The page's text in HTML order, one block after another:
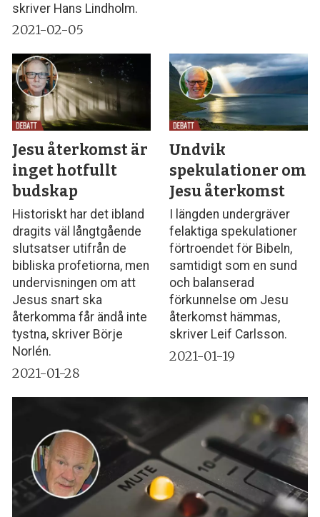
skriver Hans Lindholm.
2021-02-05
Jesu återkomst är
inget hotfullt
budskap
Historiskt har det ibland
dragits väl långtgående
slutsatser utifrån de
bibliska profetiorna, men
undervisningen om att
Jesus snart ska
återkomma får ändå inte
tystna, skriver Börje
Norlén.
2021-01-28
Undvik
spekulationer om
Jesu återkomst
I längden undergräver
felaktiga spekulationer
förtroendet för Bibeln,
samtidigt som en sund
och balanserad
förkunnelse om Jesu
återkomst hämmas,
skriver Leif Carlsson.
2021-01-19